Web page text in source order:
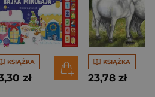
KSIĄŻKA
zł
KSIĄŻKA
23,78 zł